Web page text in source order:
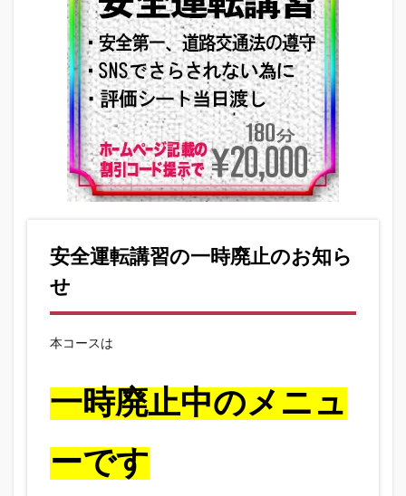
安全運転講習の一時廃止のお知ら
せ
本コースは
一時廃止中のメニュ
ーです